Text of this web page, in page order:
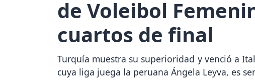
de Voleibol
cuartos de final
Turquía muestra su superioridad y venció a
cuya liga juega la peruana Ángela Leyva, es